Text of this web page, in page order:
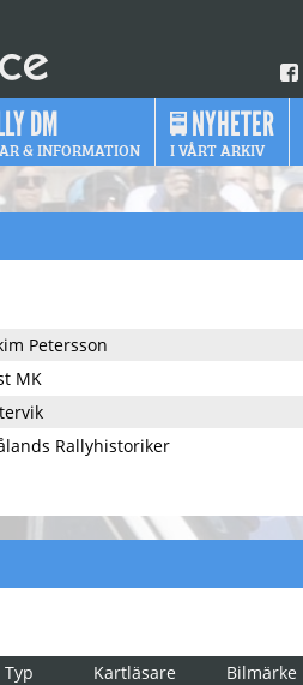
DM
& INFORMATION
NYHETER
I VÅRT ARKIV
Petersson
MK
Rallyhistoriker
Typ Kartläsare Bilmärke